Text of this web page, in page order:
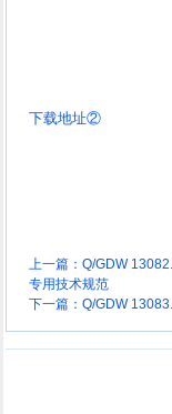
下载地址②
上一篇： Q/GDW
专用技术规范
下一篇： Q/GDW